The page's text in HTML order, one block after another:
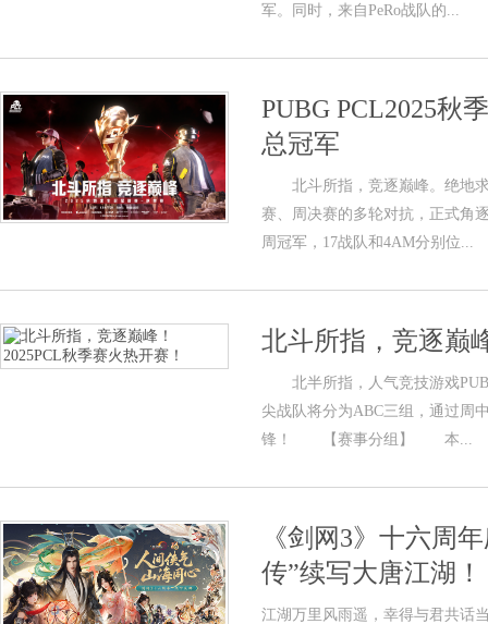
军。同时，来自PeRo战队的...
PUBG PCL2025秋
总冠军
北斗所指，竞逐巅峰。绝地求
赛、周决赛的多轮对抗，正式角
周冠军，17战队和4AM分别位...
北斗所指，竞逐巅
北半所指，人气竞技游戏
尖战队将分为ABC三组，通过周
锋！ 【赛事分组】 本...
《剑网3》十六周
传”续写大唐江湖！
江湖万里风雨遥，幸得与君共话